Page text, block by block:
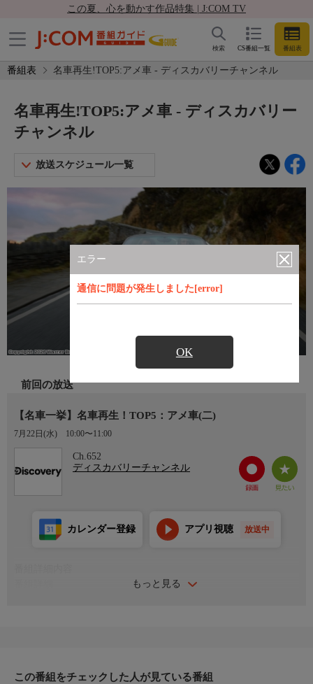
この夏、心を動かす作品特集 | J:COM TV
CS番組一覧 番組表
検索
番組表 名車再生!TOP5:アメ車 - ディスカバリーチャンネル
エラー
通信に問題が発生しました[error]
OK
名車再生!TOP5:アメ車 - ディスカバリー
チャンネル
放送スケジュール一覧
前回の放送
【名車一挙】名車再生！TOP5：アメ車(二)
7月22日(水) 10:00〜11:00
Ch.652
ディスカバリーチャンネル
もっと見る
カレンダー登録 アプリ視聴 放送中
この番組をチェックした人が見ている番組